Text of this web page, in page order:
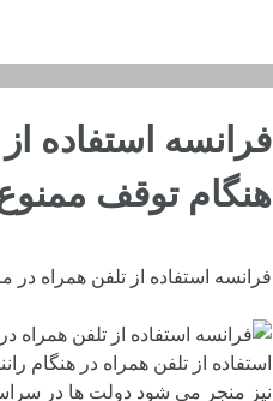
فرانسه استفاده
هنگام توقف
فرانسه استفاده از تلفن همراه
استفاده از تلفن همراه در هنگام
نیز منجر می شود دولت ها در سراسر